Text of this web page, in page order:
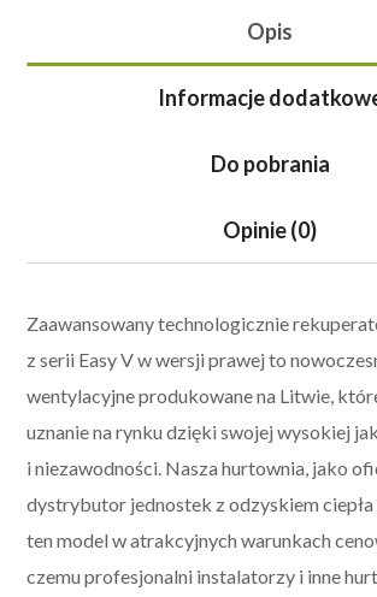
Opis
Informacje
Do pobrania
Opinie (0)
Zaawansowany technologicznie
z serii Easy V w wersji prawej to
wentylacyjne produkowane na Litwie,
uznanie na rynku dzięki swojej wysokiej
i niezawodności. Nasza hurtownia, jako
dystrybutor jednostek z odzyskiem
ten model w atrakcyjnych warunkach
czemu profesjonalni instalatorzy i inne